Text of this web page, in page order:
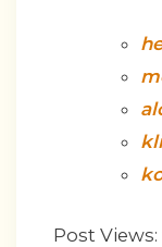
Post Views: